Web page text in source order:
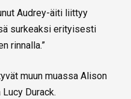
Audrey-äiti liittyy
surkeaksi erityisesti
rinnalla.”
muun muassa Alison
Durack.